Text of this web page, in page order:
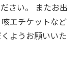
さい。 またお出
エチケットなど
ようお願いいた